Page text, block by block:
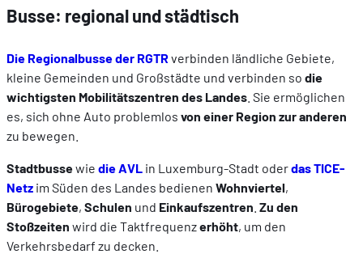
Busse: regional und städtisch
Die Regionalbusse der RGTRverbinden ländliche Gebiete,
kleine Gemeinden und Großstädte und verbinden so die
wichtigsten Mobilitätszentren des Landes . Sie ermöglichen
es, sich ohne Auto problemlos von einer Region zur anderen
zu bewegen.
Stadtbussewie die AVL in Luxemburg-Stadt oderdas TICE-
Netz im Süden des Landes bedienen Wohnviertel,
Bürogebiete, Schulen und Einkaufszentren Zu den
Stoßzeiten wird die Taktfrequenzerhöht, um den
Verkehrsbedarf zu decken.